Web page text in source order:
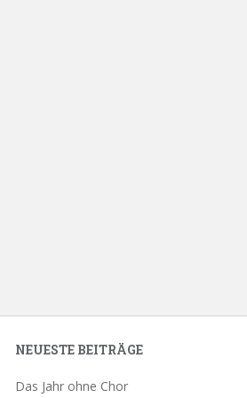
NEUESTE BEITRÄGE
Das Jahr ohne Chor